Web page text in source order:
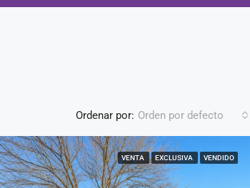
Ordenar por: Orden por defecto
VENTA EXCLUSIVA VENDIDO
DESTACADO